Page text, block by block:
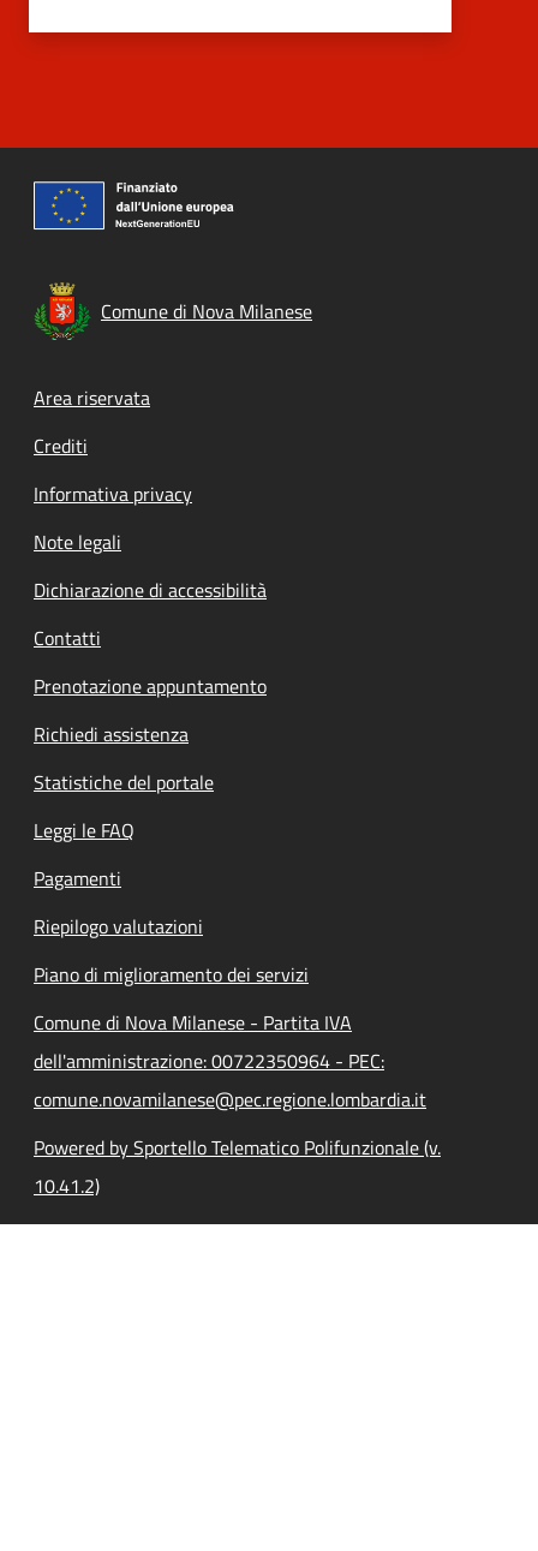
Comune di Nova Milanese
Footer menu
Area riservata
Crediti
Informativa privacy
Note legali
Dichiarazione di accessibilità
Contatti
Prenotazione appuntamento
Richiedi assistenza
Statistiche del portale
Leggi le FAQ
Pagamenti
Riepilogo valutazioni
Piano di miglioramento dei servizi
Comune di Nova Milanese - Partita IVA
dell'amministrazione: 00722350964 - PEC:
comune.novamilanese@pec.regione.lombardia.it
Powered by Sportello Telematico Polifunzionale (v.
10.41.2)